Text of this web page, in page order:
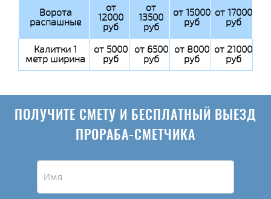
Ворота
распашные
от
12000
руб
от
13500
руб
от 15000
руб
от 17000
руб
Калитки 1
метр ширина
от 5000
руб
от 6500
руб
от 8000
руб
от 21000
руб
ПОЛУЧИТЕ СМЕТУ И БЕСПЛАТНЫЙ ВЫЕЗД
ПРОРАБА-СМЕТЧИКА